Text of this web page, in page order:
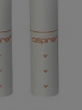
en